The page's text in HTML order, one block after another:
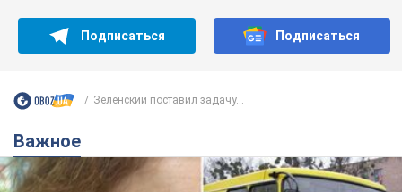
Подписаться Подписаться
Зеленский поставил задачу...
Важное